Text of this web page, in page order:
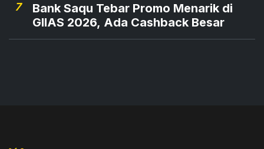
7
Bank Saqu Tebar Promo Menarik di
GIIAS 2026, Ada Cashback Besar